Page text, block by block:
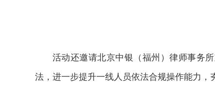
活动还邀请北京中银（福州）律师事务
法，进一步提升一线人员依法合规操作能力，